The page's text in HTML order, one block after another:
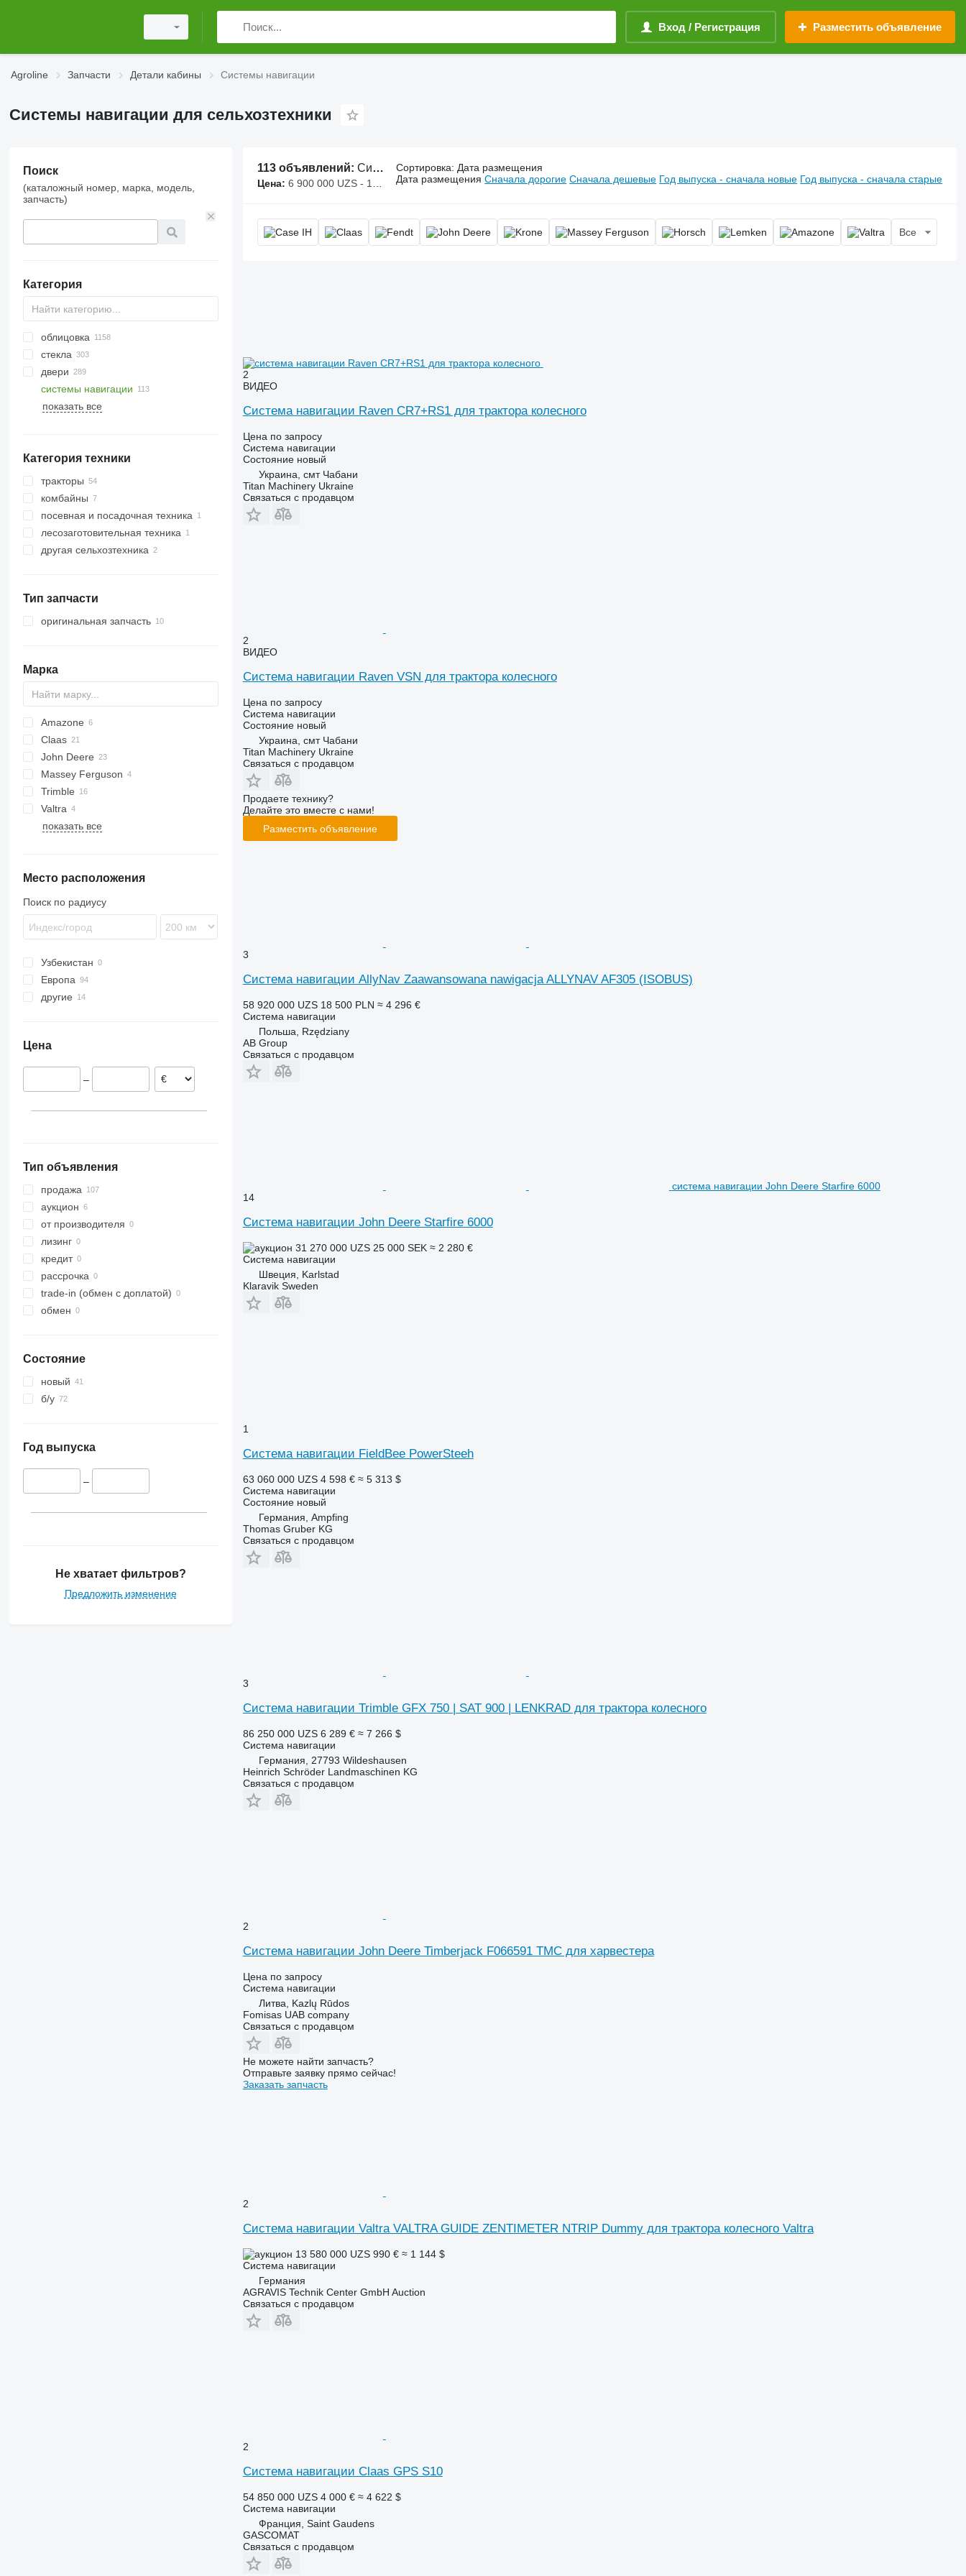
Вход / Регистрация Разместить объявление
Agroline Запчасти Детали кабины Системы навигации
Системы навигации для сельхозтехники
Поиск
(каталожный номер, марка, модель,
запчасть)
Категория
облицовка
стекла
боковые стекла
лобовые стекла
задние стекла
двери
компрессоры кондиционера
радиаторы кондиционера
кондиционеры
воздушные фильтры
кондиционера
системы навигации
показать все
Категория техники
тракторы
тракторы колесные
комбайны
зерноуборочные комбайны
посевная и посадочная техника
лесозаготовительная техника
харвестеры
другая сельхозтехника
Тип запчасти
оригинальная запчасть
Марка
Amazone
Claas
Lexion
John Deere
7000
7500
F-series
StarFire
Massey Ferguson
Trimble
Valtra
Q-series
показать все
Место расположения
Поиск по радиусу
Узбекистан
Европа
Германия
Венгрия
Дания
другие
Цена
–
Тип объявления
продажа
аукцион
от производителя
лизинг
кредит
рассрочка
trade-in (обмен с доплатой)
обмен
Состояние
новый
б/у
Год выпуска
–
Не хватает фильтров?
Предложить изменение
113 объявлений: Системы навигации, навигационная система, GPS-навигатор
Цена: 6 900 000 UZS - 140 000 000 UZS
Сортировка: Дата размещения
Дата размещения Сначала дорогие Сначала дешевые Год выпуска - сначала новые Год выпуска - сначала старые
Все
2
ВИДЕО
Система навигации Raven CR7+RS1 для трактора колесного
Цена по запросу
Система навигации
Состояниеновый
Украина, смт Чабани
Titan Machinery Ukraine
Связаться с продавцом
2
ВИДЕО
Система навигации Raven VSN для трактора колесного
Цена по запросу
Система навигации
Состояниеновый
Украина, смт Чабани
Titan Machinery Ukraine
Связаться с продавцом
Продаете технику?
Делайте это вместе с нами!
Разместить объявление
3
Система навигации AllyNav Zaawansowana nawigacja ALLYNAV AF305 (ISOBUS)
58 920 000 UZS 18 500 PLN ≈ 4 296 €
Система навигации
Польша, Rzędziany
AB Group
Связаться с продавцом
система навигации John Deere Starfire 6000
14
Система навигации John Deere Starfire 6000
31 270 000 UZS 25 000 SEK ≈ 2 280 €
Система навигации
Швеция, Karlstad
Klaravik Sweden
1
Система навигации FieldBee PowerSteeh
63 060 000 UZS 4 598 € ≈ 5 313 $
Система навигации
Состояниеновый
Германия, Ampfing
Thomas Gruber KG
Связаться с продавцом
3
Система навигации Trimble GFX 750 | SAT 900 | LENKRAD для трактора колесного
86 250 000 UZS 6 289 € ≈ 7 266 $
Система навигации
Германия, 27793 Wildeshausen
Heinrich Schröder Landmaschinen KG
Связаться с продавцом
2
Система навигации John Deere Timberjack F066591 TMC для харвестера
Цена по запросу
Система навигации
Литва, Kazlų Rūdos
Fomisas UAB company
Связаться с продавцом
Не можете найти запчасть?
Отправьте заявку прямо сейчас!
Заказать запчасть
2
Система навигации Valtra VALTRA GUIDE ZENTIMETER NTRIP Dummy для трактора колесного Valtra
13 580 000 UZS 990 € ≈ 1 144 $
Система навигации
Германия
AGRAVIS Technik Center GmbH Auction
Связаться с продавцом
2
Система навигации Claas GPS S10
54 850 000 UZS 4 000 € ≈ 4 622 $
Система навигации
Франция, Saint Gaudens
GASCOMAT
Связаться с продавцом